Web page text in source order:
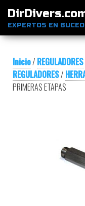
EXPERTOS EN BUCEO
Inicio/ REGULADORES
REGULADORES/
PRIMERAS ETAPAS